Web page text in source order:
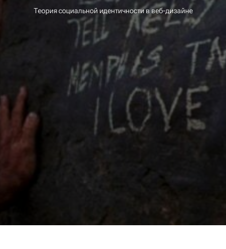
Теория социальной идентичности в веб-дизайне